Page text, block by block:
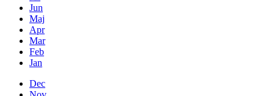
Jun
Maj
Apr
Mar
Feb
Jan
Dec